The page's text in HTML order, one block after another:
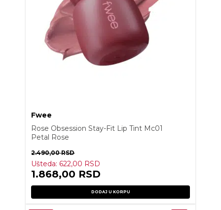
Fwee
Rose Obsession Stay-Fit Lip Tint Mc01
Petal Rose
2.490,00RSD
Ušteda: 622,00 RSD
1.868,00 RSD
DODAJ U KORPU